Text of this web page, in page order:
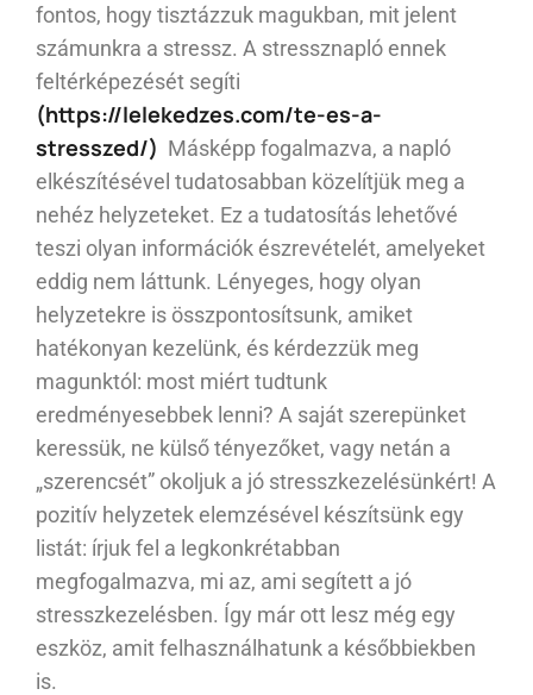
fontos, hogy tisztázzuk magukban, mit jelent
számunkra a stressz. A stressznapló ennek
feltérképezését segíti
(https://lelekedzes.com/te-es-a-
stresszed/) Másképp fogalmazva, a napló
elkészítésével tudatosabban közelítjük meg a
nehéz helyzeteket. Ez a tudatosítás lehetővé
teszi olyan információk észrevételét, amelyeket
eddig nem láttunk. Lényeges, hogy olyan
helyzetekre is összpontosítsunk, amiket
hatékonyan kezelünk, és kérdezzük meg
magunktól: most miért tudtunk
eredményesebbek lenni? A saját szerepünket
keressük, ne külső tényezőket, vagy netán a
„szerencsét” okoljuk a jó stresszkezelésünkért! A
pozitív helyzetek elemzésével készítsünk egy
listát: írjuk fel a legkonkrétabban
megfogalmazva, mi az, ami segített a jó
stresszkezelésben. Így már ott lesz még egy
eszköz, amit felhasználhatunk a későbbiekben
is.